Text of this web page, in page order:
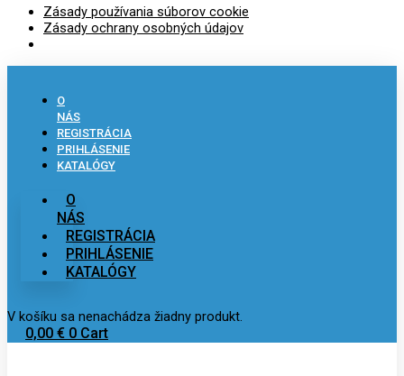
Zásady používania súborov cookie
Zásady ochrany osobných údajov
O
NÁS
REGISTRÁCIA
PRIHLÁSENIE
KATALÓGY
O
NÁS
REGISTRÁCIA
PRIHLÁSENIE
KATALÓGY
V košíku sa nenachádza žiadny produkt.
0,00 € 0 Cart